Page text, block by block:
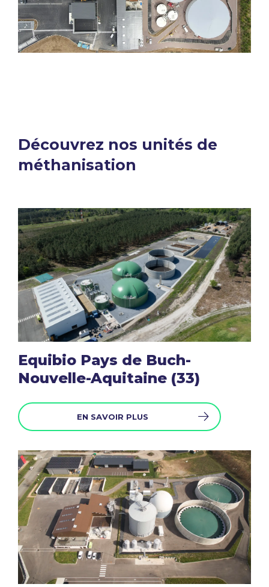
Découvrez nos unités de
méthanisation
Equibio Pays de Buch-
Nouvelle-Aquitaine (33)
EN SAVOIR PLUS